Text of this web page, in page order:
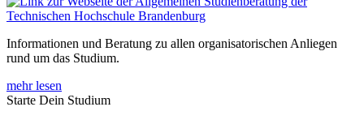
Informationen und Beratung zu allen organisatorischen Anliegen
rund um das Studium.
mehr lesen
Starte Dein Studium